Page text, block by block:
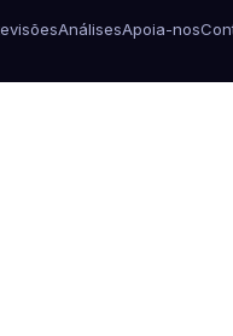
AnálisesApoia-nos